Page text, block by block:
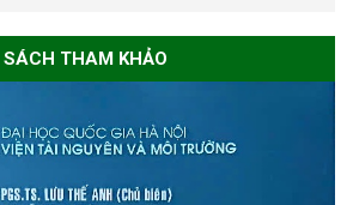
SÁCH THAM KHẢO